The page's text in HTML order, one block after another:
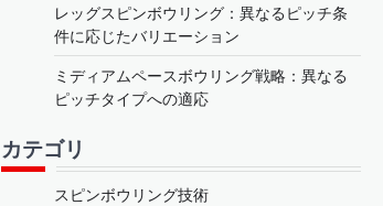
レッグスピンボウリング：異なるピッチ条
件に応じたバリエーション
ミディアムペースボウリング戦略：異なる
ピッチタイプへの適応
カテゴリ
スピンボウリング技術